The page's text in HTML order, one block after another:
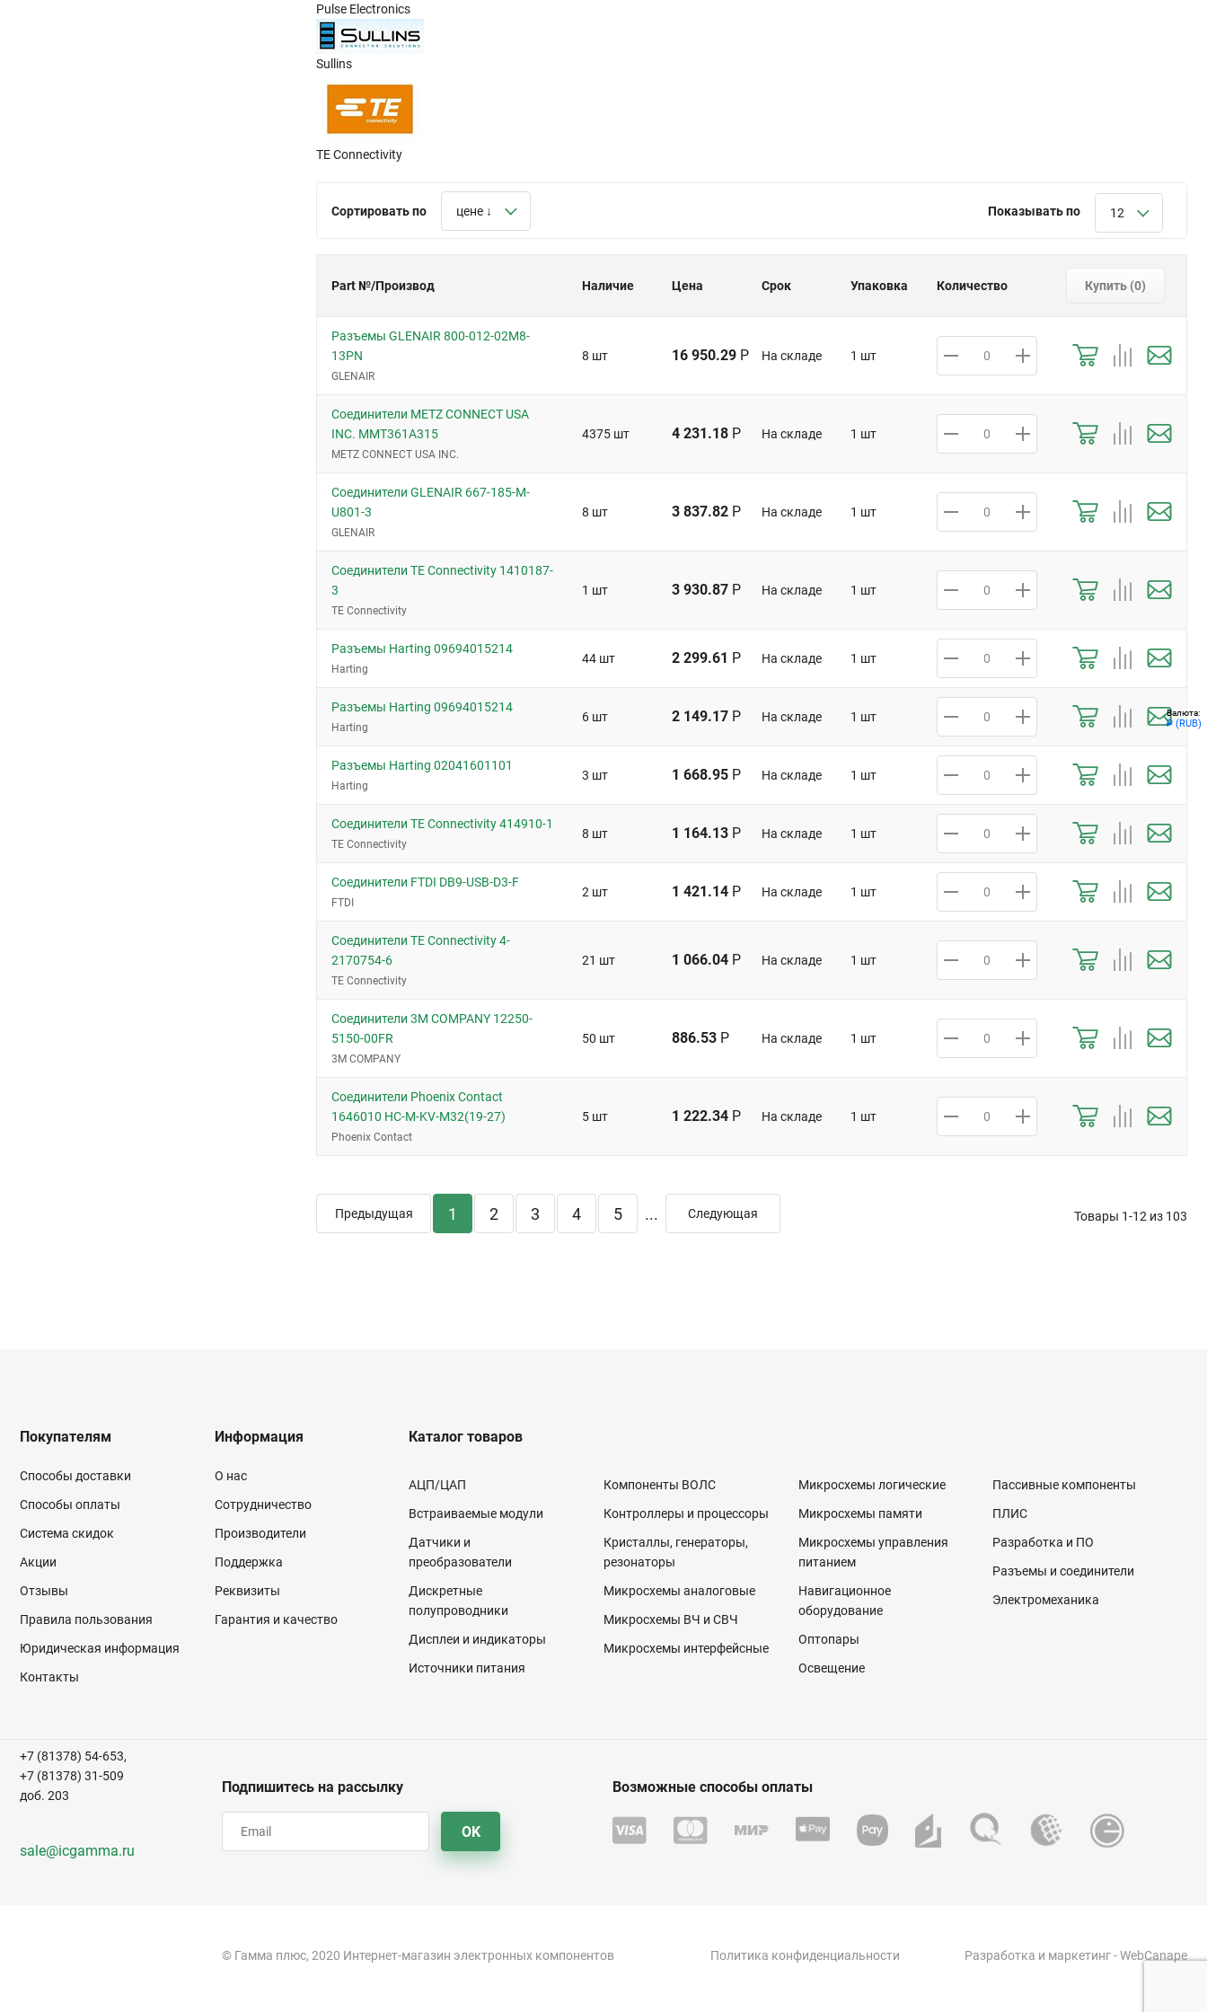
Валюта:
Р (RUB)
Pulse Electronics
Sullins
TE Connectivity
Сортировать по цене ↓ Показывать по 12
Part №/Производ Наличие Цена Срок Упаковка Количество Купить (0)
Разъемы GLENAIR 800-012-02M8-
13PN
GLENAIR
8 шт 16 950.29 Р На складе 1 шт
Соединители METZ CONNECT USA
INC. MMT361A315
METZ CONNECT USA INC.
4375 шт 4 231.18 Р На складе 1 шт
Соединители GLENAIR 667-185-M-
U801-3
GLENAIR
8 шт 3 837.82 Р На складе 1 шт
Соединители TE Connectivity 1410187-
3
TE Connectivity
1 шт 3 930.87 Р На складе 1 шт
Разъемы Harting 09694015214
Harting
44 шт 2 299.61 Р На складе 1 шт
Разъемы Harting 09694015214
Harting
6 шт 2 149.17 Р На складе 1 шт
Разъемы Harting 02041601101
Harting
3 шт 1 668.95 Р На складе 1 шт
Соединители TE Connectivity 414910-1
TE Connectivity
8 шт 1 164.13 Р На складе 1 шт
Соединители FTDI DB9-USB-D3-F
FTDI
2 шт 1 421.14 Р На складе 1 шт
Соединители TE Connectivity 4-
2170754-6
TE Connectivity
21 шт 1 066.04 Р На складе 1 шт
Соединители 3M COMPANY 12250-
5150-00FR
3M COMPANY
50 шт 886.53 Р На складе 1 шт
Соединители Phoenix Contact
1646010 HC-M-KV-M32(19-27)
Phoenix Contact
5 шт 1 222.34 Р На складе 1 шт
Предыдущая 1 2 3 4 5 ... Следующая Товары 1-12 из 103
Покупателям
Способы доставки
Способы оплаты
Система скидок
Акции
Отзывы
Правила пользования
Юридическая информация
Контакты
Информация
О нас
Сотрудничество
Производители
Поддержка
Реквизиты
Гарантия и качество
Каталог товаров
АЦП/ЦАП
Встраиваемые модули
Датчики и
преобразователи
Дискретные
полупроводники
Дисплеи и индикаторы
Источники питания
Компоненты ВОЛС
Контроллеры и процессоры
Кристаллы, генераторы,
резонаторы
Микросхемы аналоговые
Микросхемы ВЧ и СВЧ
Микросхемы интерфейсные
Микросхемы логические
Микросхемы памяти
Микросхемы управления
питанием
Навигационное
оборудование
Оптопары
Освещение
Пассивные компоненты
ПЛИС
Разработка и ПО
Разъемы и соединители
Электромеханика
Подпишитесь на рассылку
OK
+7 (81378) 54-653,
+7 (81378) 31-509
доб. 203
sale@icgamma.ru
Возможные способы оплаты
© Гамма плюс, 2020 Интернет-магазин электронных компонентов Политика конфиденциальности Разработка и маркетинг- WebCanape